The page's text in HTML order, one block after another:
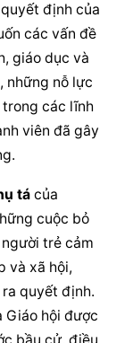
định của
các vấn đề
giáo dục và
những nỗ lực
các lĩnh
viên đã gây
tá của
cuộc bỏ
trẻ cảm
và xã hội,
quyết định.
Giáo hội được